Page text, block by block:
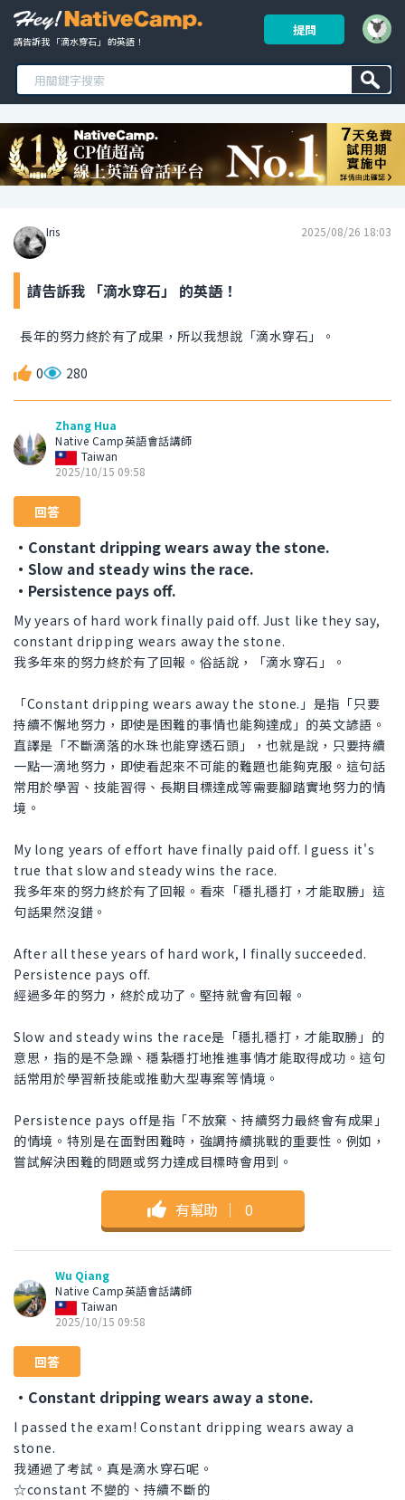
請告訴我 「滴水穿石」 的英語！
提問
Iris 2025/08/26 18:03
請告訴我 「滴水穿石」 的英語！
長年的努力終於有了成果，所以我想說「滴水穿石」。
0 280
Zhang Hua
Native Camp英語會話講師
Taiwan
2025/10/15 09:58
回答
・Constant dripping wears away the stone.
・Slow and steady wins the race.
・Persistence pays off.
My years of hard work finally paid off. Just like they say,
constant dripping wears away the stone.
我多年來的努力終於有了回報。俗話說，「滴水穿石」。
「Constant dripping wears away the stone.」是指「只要
持續不懈地努力，即使是困難的事情也能夠達成」的英文諺語。
直譯是「不斷滴落的水珠也能穿透石頭」，也就是說，只要持續
一點一滴地努力，即使看起來不可能的難題也能夠克服。這句話
常用於學習、技能習得、長期目標達成等需要腳踏實地努力的情
境。
My long years of effort have finally paid off. I guess it's
true that slow and steady wins the race.
我多年來的努力終於有了回報。看來「穩扎穩打，才能取勝」這
句話果然沒錯。
After all these years of hard work, I finally succeeded.
Persistence pays off.
經過多年的努力，終於成功了。堅持就會有回報。
Slow and steady wins the race是「穩扎穩打，才能取勝」的
意思，指的是不急躁、穩紮穩打地推進事情才能取得成功。這句
話常用於學習新技能或推動大型專案等情境。
Persistence pays off是指「不放棄、持續努力最終會有成果」
的情境。特別是在面對困難時，強調持續挑戰的重要性。例如，
嘗試解決困難的問題或努力達成目標時會用到。
有幫助 ｜ 0
Wu Qiang
Native Camp英語會話講師
Taiwan
2025/10/15 09:58
回答
・Constant dripping wears away a stone.
I passed the exam! Constant dripping wears away a
stone.
我通過了考試。真是滴水穿石呢。
☆constant 不變的、持續不斷的